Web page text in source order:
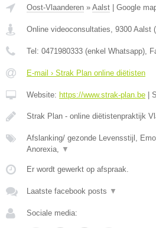
Oost-Vlaanderen » Aalst Google
Online videoconsultaties, 9300 Aalst (
Tel: 0471980333 (enkel Whatsapp),
E-mail › Strak Plan online diëtisten
Website: https://www.strak-plan.be
Strak Plan - online diëtistenpraktijk
Afslanking/ gezonde Levensstijl,
Anorexia, ▼
Er wordt gewerkt op afspraak.
Laatste facebook posts ▼
Sociale media: